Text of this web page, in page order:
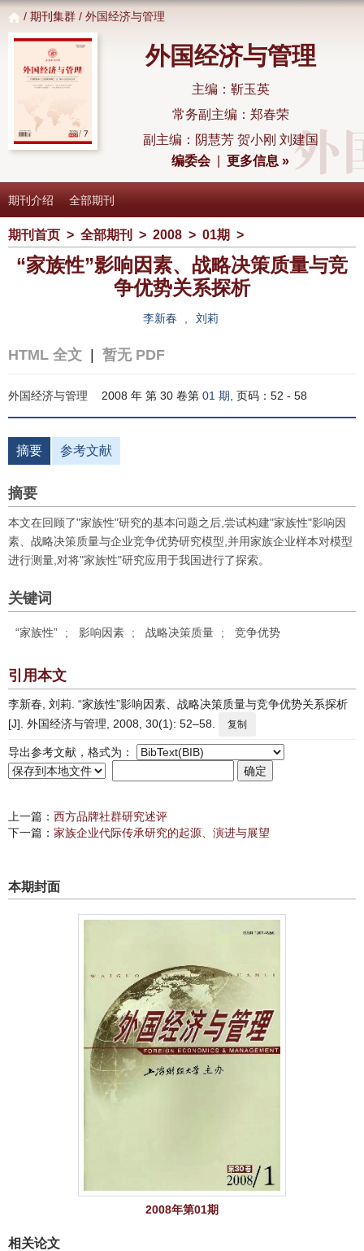
/ 期刊集群 / 外国经济与管理
外国经济与管理
主编：靳玉英
常务副主编：郑春荣
副主编：阴慧芳 贺小刚 刘建国
编委会|更多信息 »
期刊介绍 全部期刊
期刊首页 > 全部期刊 > 2008 > 01期 >
“家族性”影响因素、战略决策质量与竞
争优势关系探析
李新春 刘莉
HTML 全文 暂无 PDF
外国经济与管理 2008 年 第 30 卷第 01 期 , 页码：52 - 58
摘要 参考文献
摘要
本文在回顾了"家族性"研究的基本问题之后,尝试构建"家族性"影响因
素、战略决策质量与企业竞争优势研究模型,并用家族企业样本对模型
进行测量,对将"家族性"研究应用于我国进行了探索。
关键词
“家族性” ; 影响因素 ; 战略决策质量 ; 竞争优势
引用本文
李新春, 刘莉. “家族性”影响因素、战略决策质量与竞争优势关系探析
[J]. 外国经济与管理, 2008, 30(1): 52–58.
复制
导出参考文献，格式为：
上一篇： 西方品牌社群研究述评
下一篇： 家族企业代际传承研究的起源、演进与展望
本期封面
2008年第01期
相关论文